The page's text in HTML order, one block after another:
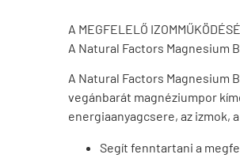
A MEGFELELŐ
A Natural Factors Magnesium
A Natural Factors Magnesium
vegánbarát magnéziumpor
energiaanyagcsere, az izmok,
Segít fenntartani a